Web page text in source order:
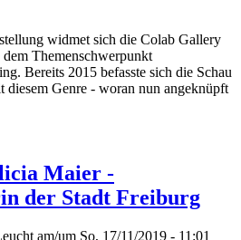
widmet sich die Colab Gallery
Themenschwerpunkt
Bereits 2015 befasste sich die Schau
diesem Genre - woran nun angeknüpft
Maier -
der Stadt Freiburg
am/um So, 17/11/2019 - 11:01